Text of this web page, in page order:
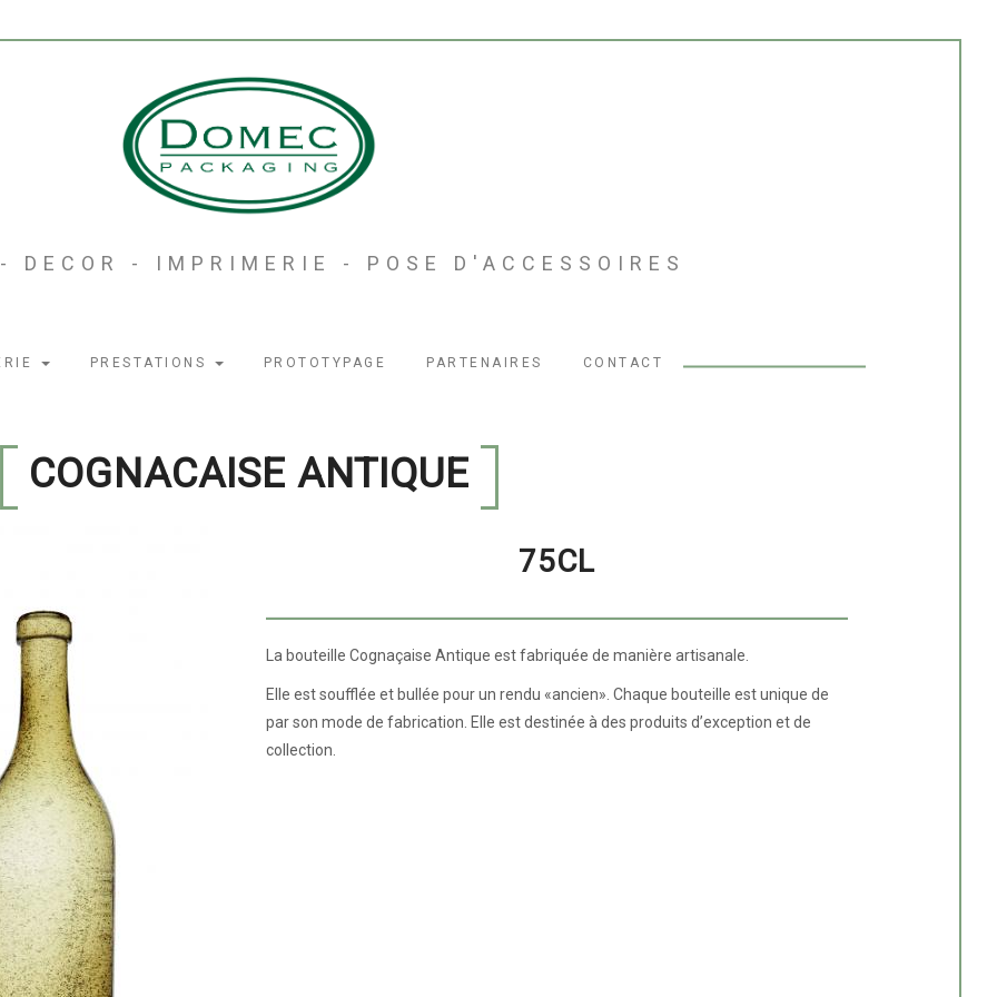
DECOR - IMPRIMERIE - POSE D'ACCESSOIRES
PRESTATIONS PROTOTYPAGE PARTENAIRES CONTACT
COGNACAISE ANTIQUE
75CL
La bouteille Cognaçaise Antique est fabriquée de manière artisanale.
Elle est soufflée et bullée pour un rendu «ancien». Chaque bouteille est unique de
par son mode de fabrication. Elle est destinée à des produits d’exception et de
collection.